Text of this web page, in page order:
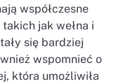
współczesne
jak wełna i
się bardziej
wspomnieć o
która umożliwiła